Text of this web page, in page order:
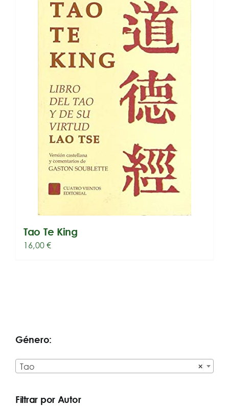
Tao Te King
16,00€
Género:
×
Tao
Filtrar por Autor